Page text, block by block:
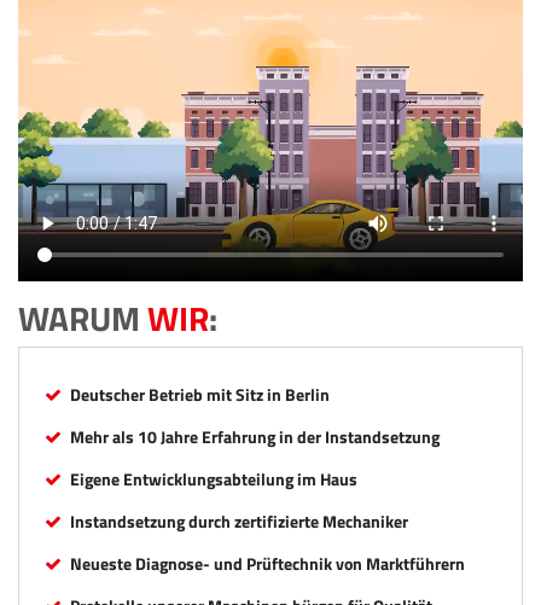
WARUMWIR:
Deutscher Betrieb mit Sitz in Berlin
Mehr als 10 Jahre Erfahrung in der Instandsetzung
Eigene Entwicklungsabteilung im Haus
Instandsetzung durch zertifizierte Mechaniker
Neueste Diagnose- und Prüftechnik von Marktführern